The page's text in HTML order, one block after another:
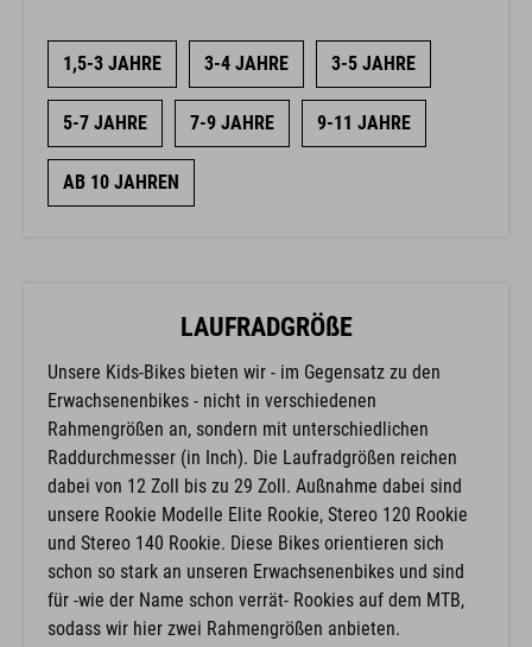
1,5-3 JAHRE 3-4 JAHRE 3-5 JAHRE
5-7 JAHRE 7-9 JAHRE 9-11 JAHRE
AB 10 JAHREN
LAUFRADGRÖßE
Unsere Kids-Bikes bieten wir - im Gegensatz zu den
Erwachsenenbikes - nicht in verschiedenen
Rahmengrößen an, sondern mit unterschiedlichen
Raddurchmesser (in Inch). Die Laufradgrößen reichen
dabei von 12 Zoll bis zu 29 Zoll. Außnahme dabei sind
unsere Rookie Modelle Elite Rookie, Stereo 120 Rookie
und Stereo 140 Rookie. Diese Bikes orientieren sich
schon so stark an unseren Erwachsenenbikes und sind
für -wie der Name schon verrät- Rookies auf dem MTB,
sodass wir hier zwei Rahmengrößen anbieten.